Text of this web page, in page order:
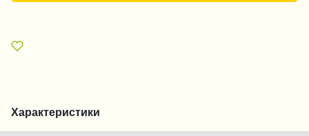
Характеристики